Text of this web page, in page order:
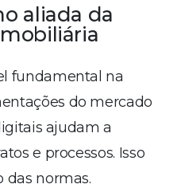
aliada da
fundamental na
do mercado
ajudam a
e processos. Isso
normas.